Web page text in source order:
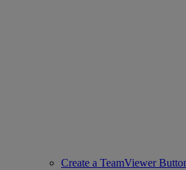
Create a TeamViewer